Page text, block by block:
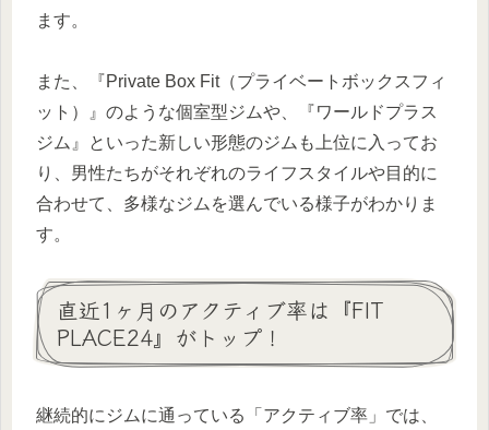
ます。
また、『Private Box Fit（プライベートボックスフィ
ット）』のような個室型ジムや、『ワールドプラス
ジム』といった新しい形態のジムも上位に入ってお
り、男性たちがそれぞれのライフスタイルや目的に
合わせて、多様なジムを選んでいる様子がわかりま
す。
直近1ヶ月のアクティブ率は『FIT
PLACE24』がトップ！
継続的にジムに通っている「アクティブ率」では、